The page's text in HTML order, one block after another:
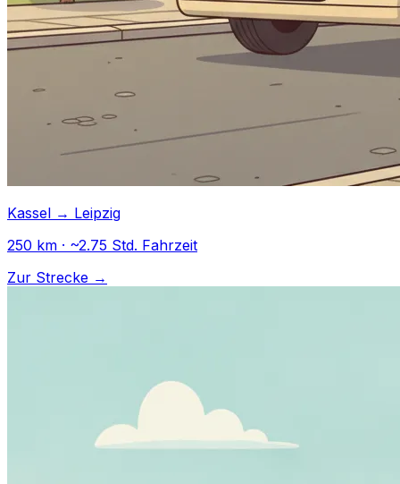
Kassel → Leipzig
250 km · ~2.75 Std. Fahrzeit
Zur Strecke →